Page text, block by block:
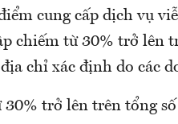
cung cấp dịch vụ
chiếm từ 30% trở lên
chỉ xác định do các
30% trở lên trên tổng